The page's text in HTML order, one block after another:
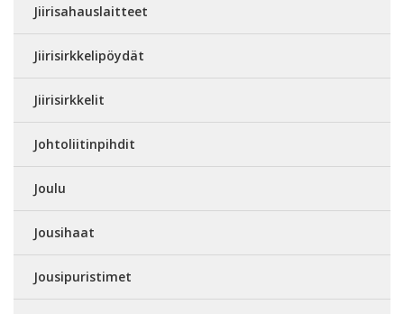
Jiirisahauslaitteet
Jiirisirkkelipöydät
Jiirisirkkelit
Johtoliitinpihdit
Joulu
Jousihaat
Jousipuristimet